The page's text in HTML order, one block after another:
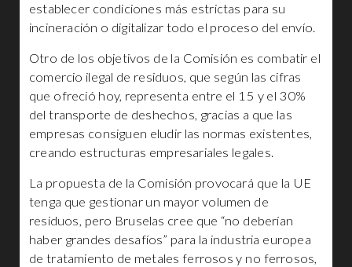
establecer condiciones más estrictas para su
incineración o digitalizar todo el proceso del envío.
Otro de los objetivos de la Comisión es combatir el
comercio ilegal de residuos, que según las cifras
que ofreció hoy, representa entre el 15 y el 30%
del transporte de deshechos, gracias a que las
empresas consiguen eludir las normas existentes,
creando estructuras empresariales legales.
La propuesta de la Comisión provocará que la UE
tenga que gestionar un mayor volumen de
residuos, pero Bruselas cree que “no deberían
haber grandes desafíos” para la industria europea
de tratamiento de metales ferrosos y no ferrosos,